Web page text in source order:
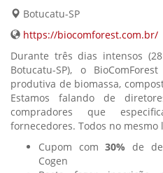
Botucatu-SP
https://biocomforest.com.br/
Durante três dias intensos
Botucatu-SP), o
produtiva de biomassa,
Estamos falando de
compradores que
fornecedores. Todos no mesmo
Cupom com30% de
Cogen